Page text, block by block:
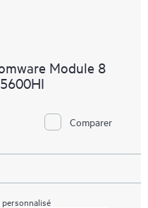
Module 8
Comparer